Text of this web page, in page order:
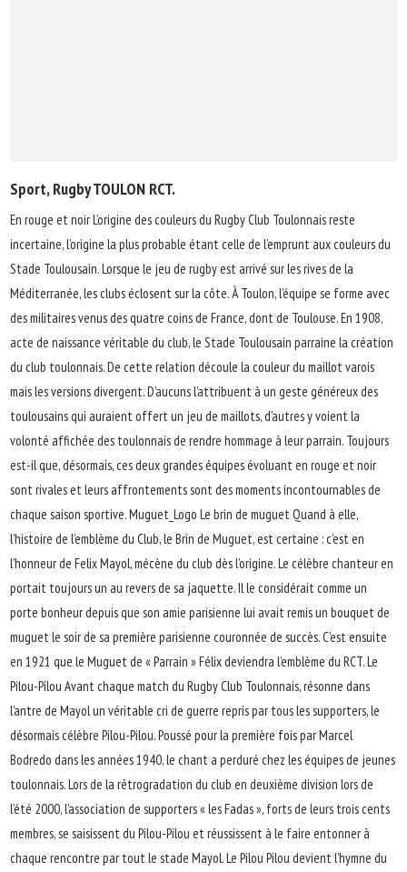
Sport, Rugby TOULON RCT.
En rouge et noir L’origine des couleurs du Rugby Club Toulonnais reste
incertaine, l’origine la plus probable étant celle de l’emprunt aux couleurs du
Stade Toulousain. Lorsque le jeu de rugby est arrivé sur les rives de la
Méditerranée, les clubs éclosent sur la côte. À Toulon, l’équipe se forme avec
des militaires venus des quatre coins de France, dont de Toulouse. En 1908,
acte de naissance véritable du club, le Stade Toulousain parraine la création
du club toulonnais. De cette relation découle la couleur du maillot varois
mais les versions divergent. D’aucuns l’attribuent à un geste généreux des
toulousains qui auraient offert un jeu de maillots, d’autres y voient la
volonté affichée des toulonnais de rendre hommage à leur parrain. Toujours
est-il que, désormais, ces deux grandes équipes évoluant en rouge et noir
sont rivales et leurs affrontements sont des moments incontournables de
chaque saison sportive. Muguet_Logo Le brin de muguet Quand à elle,
l’histoire de l’emblème du Club, le Brin de Muguet, est certaine : c’est en
l’honneur de Felix Mayol, mécène du club dès l’origine. Le célèbre chanteur en
portait toujours un au revers de sa jaquette. Il le considérait comme un
porte bonheur depuis que son amie parisienne lui avait remis un bouquet de
muguet le soir de sa première parisienne couronnée de succès. C’est ensuite
en 1921 que le Muguet de « Parrain » Félix deviendra l’emblème du RCT. Le
Pilou-Pilou Avant chaque match du Rugby Club Toulonnais, résonne dans
l’antre de Mayol un véritable cri de guerre repris par tous les supporters, le
désormais célèbre Pilou-Pilou. Poussé pour la première fois par Marcel
Bodredo dans les années 1940, le chant a perduré chez les équipes de jeunes
toulonnais. Lors de la rétrogradation du club en deuxième division lors de
l’été 2000, l’association de supporters « les Fadas », forts de leurs trois cents
membres, se saisissent du Pilou-Pilou et réussissent à le faire entonner à
chaque rencontre par tout le stade Mayol. Le Pilou Pilou devient l’hymne du